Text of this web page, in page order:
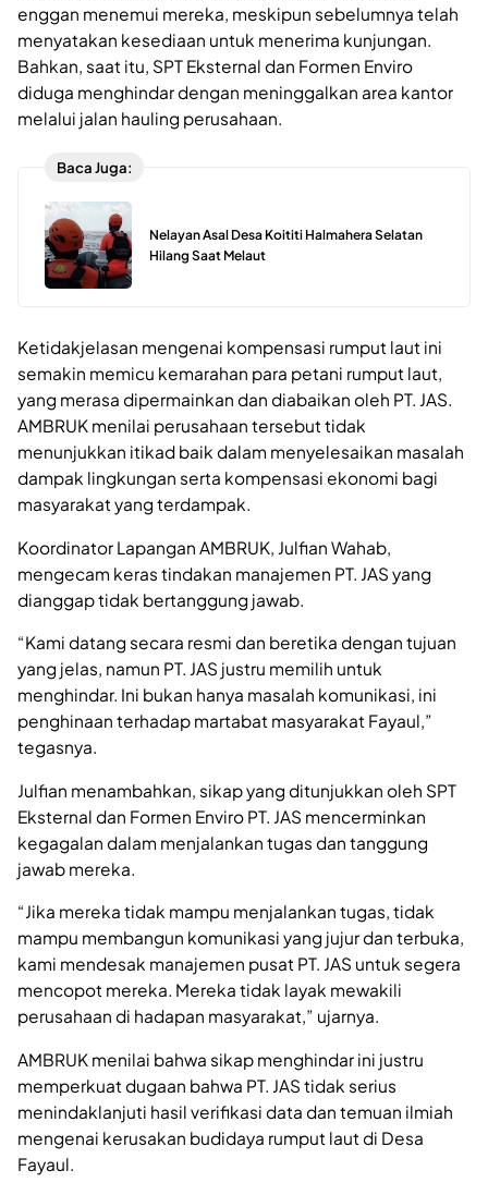
enggan menemui mereka, meskipun sebelumnya telah
menyatakan kesediaan untuk menerima kunjungan.
Bahkan, saat itu, SPT Eksternal dan Formen Enviro
diduga menghindar dengan meninggalkan area kantor
melalui jalan hauling perusahaan.
Baca Juga:
Nelayan Asal Desa Koititi Halmahera Selatan
Hilang Saat Melaut
Ketidakjelasan mengenai kompensasi rumput laut ini
semakin memicu kemarahan para petani rumput laut,
yang merasa dipermainkan dan diabaikan oleh PT. JAS.
AMBRUK menilai perusahaan tersebut tidak
menunjukkan itikad baik dalam menyelesaikan masalah
dampak lingkungan serta kompensasi ekonomi bagi
masyarakat yang terdampak.
Koordinator Lapangan AMBRUK, Julfian Wahab,
mengecam keras tindakan manajemen PT. JAS yang
dianggap tidak bertanggung jawab.
“Kami datang secara resmi dan beretika dengan tujuan
yang jelas, namun PT. JAS justru memilih untuk
menghindar. Ini bukan hanya masalah komunikasi, ini
penghinaan terhadap martabat masyarakat Fayaul,”
tegasnya.
Julfian menambahkan, sikap yang ditunjukkan oleh SPT
Eksternal dan Formen Enviro PT. JAS mencerminkan
kegagalan dalam menjalankan tugas dan tanggung
jawab mereka.
“Jika mereka tidak mampu menjalankan tugas, tidak
mampu membangun komunikasi yang jujur dan terbuka,
kami mendesak manajemen pusat PT. JAS untuk segera
mencopot mereka. Mereka tidak layak mewakili
perusahaan di hadapan masyarakat,” ujarnya.
AMBRUK menilai bahwa sikap menghindar ini justru
memperkuat dugaan bahwa PT. JAS tidak serius
menindaklanjuti hasil verifikasi data dan temuan ilmiah
mengenai kerusakan budidaya rumput laut di Desa
Fayaul.